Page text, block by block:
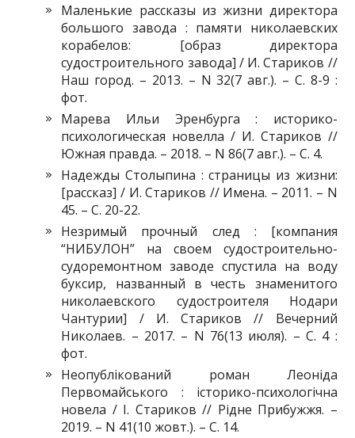
Маленькие рассказы из жизни директора
большого завода : памяти николаевских
корабелов: [образ директора
судостроительного завода] / И. Стариков //
Наш город. – 2013. – N 32(7 авг.). – С. 8-9 :
фот.
Марева Ильи Эренбурга : историко-
психологическая новелла / И. Стариков //
Южная правда. – 2018. – N 86(7 авг.). – С. 4.
Надежды Столыпина : страницы из жизни:
[рассказ] / И. Стариков // Имена. – 2011. – N
45. – С. 20-22.
Незримый прочный след : [компания
“НИБУЛОН” на своем судостроительно-
судоремонтном заводе спустила на воду
буксир, названный в честь знаменитого
николаевского судостроителя Нодари
Чантурии] / И. Стариков // Вечерний
Николаев. – 2017. – N 76(13 июля). – С. 4 :
фот.
Неопублікований роман Леоніда
Первомайського : історико-психологічна
новела / І. Стариков // Рідне Прибужжя. –
2019. – N 41(10 жовт.). – С. 14.